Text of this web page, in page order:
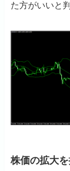
た方がいいと
株価の拡大